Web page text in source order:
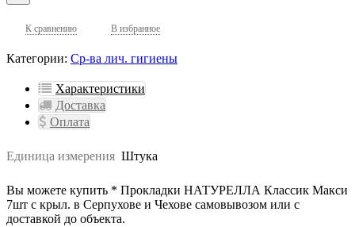
К сравнению В избранное
Категории: Ср-ва лич. гигиены
Характеристики
Доставка
Оплата
Единица измерения Штука
Вы можете купить * Прокладки НАТУРЕЛЛА Классик Макси
7шт с крыл. в Серпухове и Чехове самовывозом или с
доставкой до объекта.